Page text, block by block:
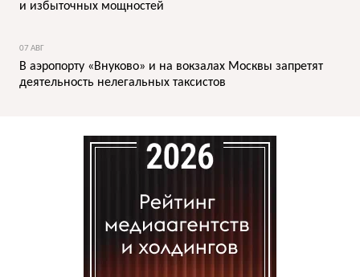
и избыточных мощностей
07 АВГ
В аэропорту «Внуково» и на вокзалах Москвы запретят
деятельность нелегальных таксистов